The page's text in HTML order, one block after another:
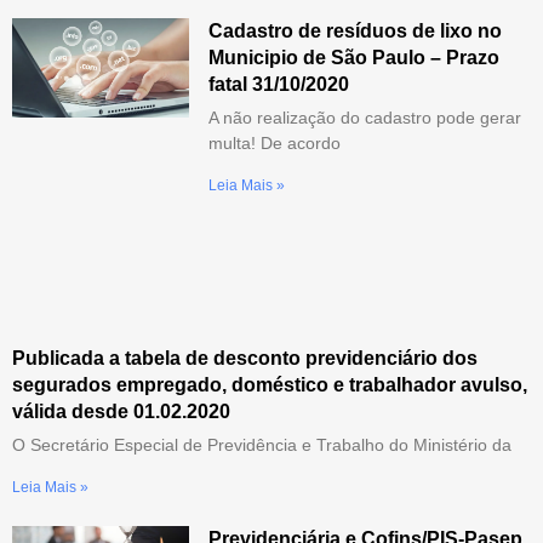
Cadastro de resíduos de lixo no
Municipio de São Paulo – Prazo
fatal 31/10/2020
A não realização do cadastro pode gerar
multa! De acordo
Leia Mais »
Publicada a tabela de desconto previdenciário dos
segurados empregado, doméstico e trabalhador avulso,
válida desde 01.02.2020
O Secretário Especial de Previdência e Trabalho do Ministério da
Leia Mais »
Previdenciária e Cofins/PIS-Pasep